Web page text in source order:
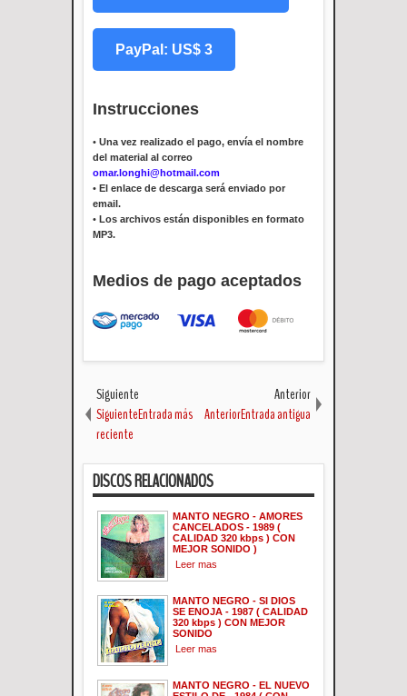
PayPal: US$ 3
Instrucciones
• Una vez realizado el pago, envía el nombre
del material al correo
omar.longhi@hotmail.com
• El enlace de descarga será enviado por
email.
• Los archivos están disponibles en formato
MP3.
Medios de pago aceptados
Siguiente
SiguienteEntrada más
reciente
Anterior
AnteriorEntrada antigua
DISCOS RELACIONADOS
MANTO NEGRO - AMORES
CANCELADOS - 1989 (
CALIDAD 320 kbps ) CON
MEJOR SONIDO )
Leer mas
MANTO NEGRO - SI DIOS
SE ENOJA - 1987 ( CALIDAD
320 kbps ) CON MEJOR
SONIDO
Leer mas
MANTO NEGRO - EL NUEVO